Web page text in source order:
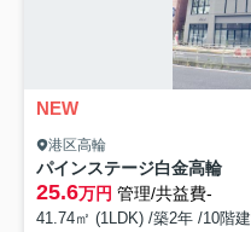
NEW
港区高輪
パインステージ白金高輪
25.6万円 管理/共益費-
41.74㎡ (1LDK) /築2年 /10階建